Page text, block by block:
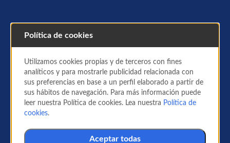
Información para volar con
Air Europa
Toda la información que necesitas antes de
volar: qué puedes llevar en el avión, info sobre
pasajeros, normas de seguridad,
documentación necesaria, cómo solicitar
servicios especiales o gestionarlos para tu
Política de cookies
Utilizamos cookies propias y de terceros con fines
analíticos y para mostrarle publicidad relacionada con
sus preferencias en base a un perfil elaborado a partir de
sus hábitos de navegación. Para más información puede
leer nuestra Política de cookies. Lea nuestra Política de
cookies.
Aceptar todas